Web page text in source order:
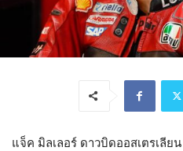
แจ็ค มิลเลอร์ ดาวบิดออสเตรเลีย